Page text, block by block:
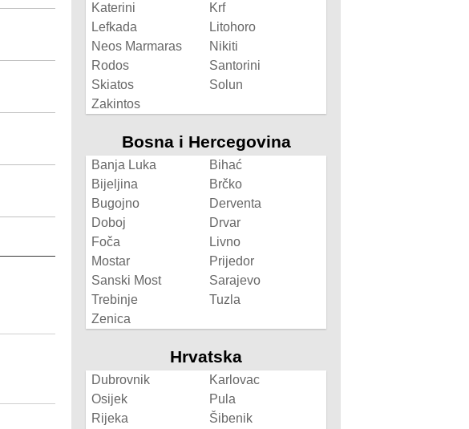
Katerini
Krf
Lefkada
Litohoro
Neos Marmaras
Nikiti
Rodos
Santorini
Skiatos
Solun
Zakintos
Bosna i Hercegovina
Banja Luka
Bihać
Bijeljina
Brčko
Bugojno
Derventa
Doboj
Drvar
Foča
Livno
Mostar
Prijedor
Sanski Most
Sarajevo
Trebinje
Tuzla
Zenica
Hrvatska
Dubrovnik
Karlovac
Osijek
Pula
Rijeka
Šibenik